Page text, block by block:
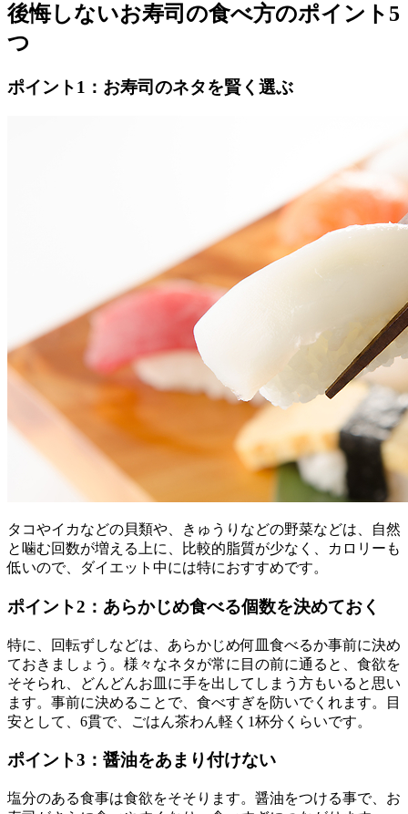
後悔しないお寿司の食べ方のポイント5
つ
ポイント1：お寿司のネタを賢く選ぶ
タコやイカなどの貝類や、きゅうりなどの野菜などは、自然
と噛む回数が増える上に、比較的脂質が少なく、カロリーも
低いので、ダイエット中には特におすすめです。
ポイント2：あらかじめ食べる個数を決めておく
特に、回転ずしなどは、あらかじめ何皿食べるか事前に決め
ておきましょう。様々なネタが常に目の前に通ると、食欲を
そそられ、どんどんお皿に手を出してしまう方もいると思い
ます。事前に決めることで、食べすぎを防いでくれます。目
安として、6貫で、ごはん茶わん軽く1杯分くらいです。
ポイント3：醤油をあまり付けない
塩分のある食事は食欲をそそります。醤油をつける事で、お